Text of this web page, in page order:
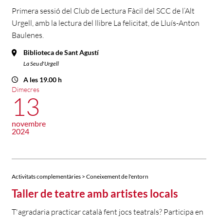
Primera sessió del Club de Lectura Fàcil del SCC de l’Alt
Urgell, amb la lectura del llibre La felicitat, de Lluís-Anton
Baulenes.
Biblioteca de Sant Agustí
La Seu d'Urgell
A les 19.00 h
Dimecres
13
novembre
2024
Activitats complementàries > Coneixement de l'entorn
Taller de teatre amb artistes locals
T'agradaria practicar català fent jocs teatrals? Participa en